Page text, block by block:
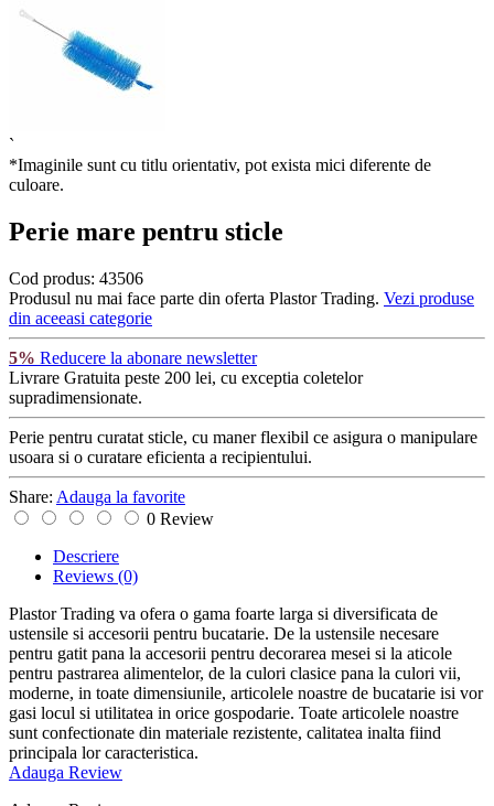
`
*Imaginile sunt cu titlu orientativ, pot exista mici diferente de
culoare.
Perie mare pentru sticle
Cod produs: 43506
Produsul nu mai face parte din oferta Plastor Trading. Vezi produse
din aceeasi categorie
5% Reducere la abonare newsletter
Livrare Gratuita peste 200 lei, cu exceptia coletelor
supradimensionate.
Perie pentru curatat sticle, cu maner flexibil ce asigura o manipulare
usoara si o curatare eficienta a recipientului.
Share: Adauga la favorite
0 Review
Descriere
Reviews (0)
Plastor Trading va ofera o gama foarte larga si diversificata de
ustensile si accesorii pentru bucatarie. De la ustensile necesare
pentru gatit pana la accesorii pentru decorarea mesei si la aticole
pentru pastrarea alimentelor, de la culori clasice pana la culori vii,
moderne, in toate dimensiunile, articolele noastre de bucatarie isi vor
gasi locul si utilitatea in orice gospodarie. Toate articolele noastre
sunt confectionate din materiale rezistente, calitatea inalta fiind
principala lor caracteristica.
Adauga Review